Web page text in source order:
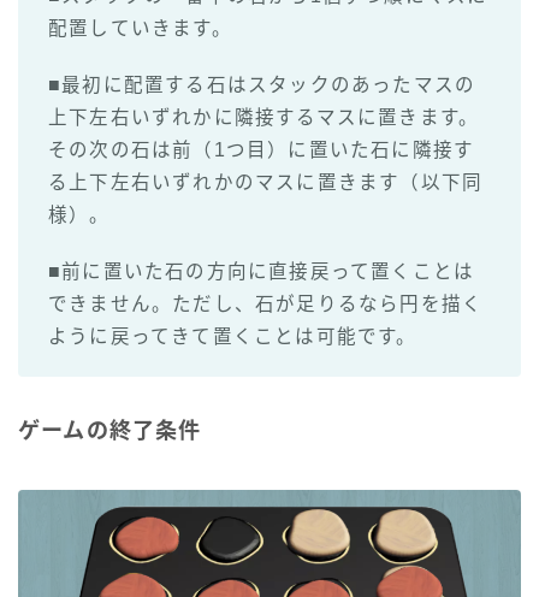
配置していきます。
■最初に配置する石はスタックのあったマスの
上下左右いずれかに隣接するマスに置きます。
その次の石は前（1つ目）に置いた石に隣接す
る上下左右いずれかのマスに置きます（以下同
様）。
■前に置いた石の方向に直接戻って置くことは
できません。ただし、石が足りるなら円を描く
ように戻ってきて置くことは可能です。
ゲームの終了条件